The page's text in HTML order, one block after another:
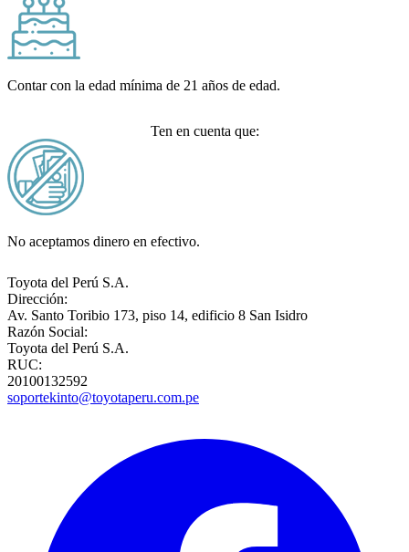
Contar con la edad mínima de 21 años de edad.
Ten en cuenta que:
No aceptamos dinero en efectivo.
Toyota del Perú S.A.
Dirección:
Av. Santo Toribio 173, piso 14, edificio 8 San Isidro
Razón Social:
Toyota del Perú S.A.
RUC:
20100132592
soportekinto@toyotaperu.com.pe